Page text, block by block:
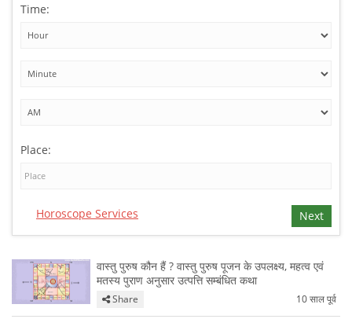
Time:
Place:
Horoscope Services Next
वास्तु पुरुष कौन हैं ? वास्तु पुरुष पूजन के उपलक्ष्य, महत्व एवं
मतस्य पुराण अनुसार उत्पत्ति सम्बंधित कथा
Share 10 साल पूर्व